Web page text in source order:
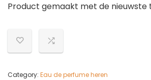
Product gemaakt met de nieuwste
Category: Eau de perfume heren